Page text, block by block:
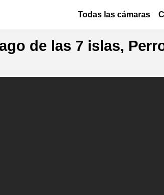
Основная
Todas las cámaras
de las 7 islas,